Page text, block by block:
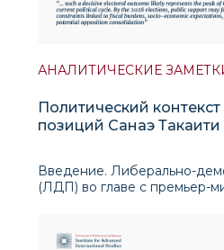
АНАЛИТИЧЕСКИЕ
Политический
позиций Санаэ
выборов в Японии для
Введение. Либерально-
(ЛДП) во главе с премьер-